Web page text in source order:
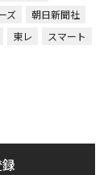
ズ
朝日新聞社
東レ スマート